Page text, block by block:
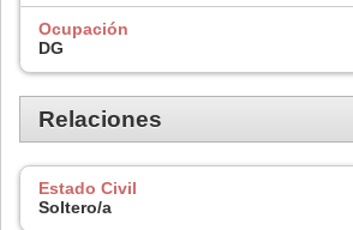
Ocupación
DG
Relaciones
Estado Civil
Soltero/a